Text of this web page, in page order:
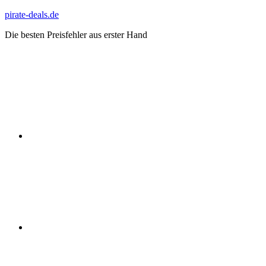
Zum
springen
pirate-deals.de
Die besten Preisfehler aus erster Hand